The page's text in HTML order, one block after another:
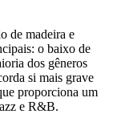
de madeira e
o baixo de
dos gêneros
si mais grave
proporciona um
e R&B.